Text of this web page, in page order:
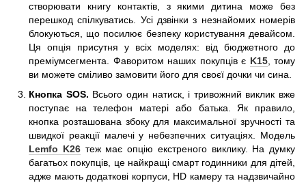
створювати книгу контактів, з якими дитина може без
перешкод спілкуватись. Усі дзвінки з незнайомих номерів
блокуються, що посилює безпеку користування девайсом.
Ця опція присутня у всіх моделях: від бюджетного до
преміумсегмента. Фаворитом наших покупців є K15, тому
ви можете сміливо замовити його для своєї дочки чи сина.
Кнопка SOS. Всього один натиск, і тривожний виклик вже
поступає на телефон матері або батька. Як правило,
кнопка розташована збоку для максимальної зручності та
швидкої реакції малечі у небезпечних ситуаціях. Модель
Lemfo K26теж має опцію екстреного виклику. На думку
багатьох покупців, це найкращі смарт годинники для дітей,
адже мають додаткові корпуси, HD камеру та надзвичайно